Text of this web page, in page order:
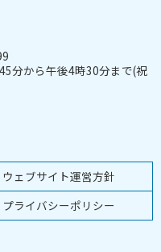
ウェブサイト運営方針
プライバシーポリシー
分から午後4時30分まで(祝